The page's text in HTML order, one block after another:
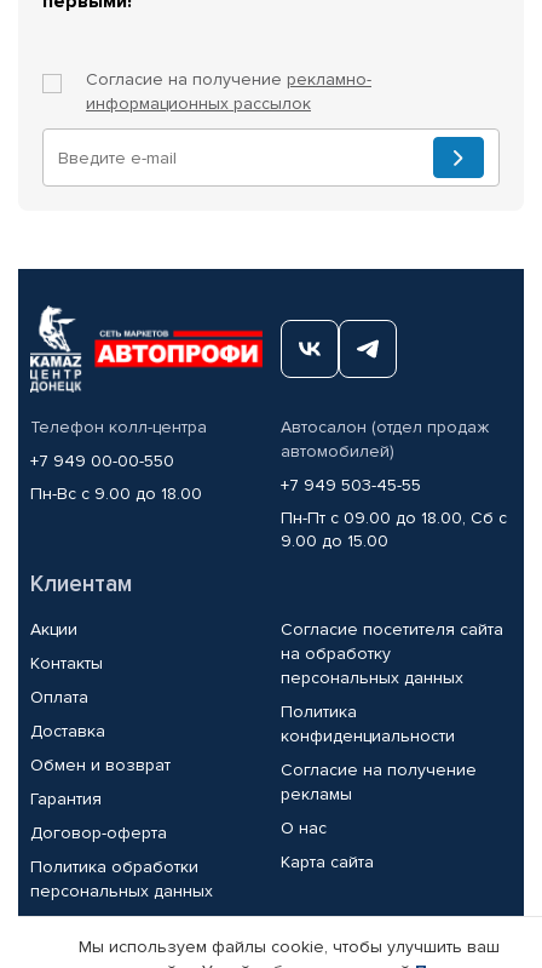
Согласие на получение рекламно-
информационных рассылок
Телефон колл-центра
+7 949 00-00-550
Пн-Вс с 9.00 до 18.00
Автосалон (отдел продаж
автомобилей)
+7 949 503-45-55
Пн-Пт с 09.00 до 18.00, Сб с
9.00 до 15.00
Клиентам
Акции
Контакты
Оплата
Доставка
Обмен и возврат
Гарантия
Договор-оферта
Политика обработки
персональных данных
Согласие посетителя сайта
на обработку
персональных данных
Политика
конфиденциальности
Согласие на получение
рекламы
О нас
Карта сайта
Партнерам
Мы используем файлы cookie, чтобы улучшить ваш